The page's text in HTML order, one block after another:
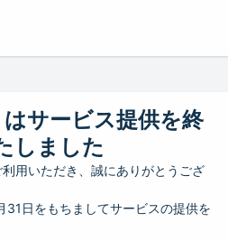
はサービス提供を終
しました
用いただき、誠にありがとうござ
31日をもちましてサービスの提供を